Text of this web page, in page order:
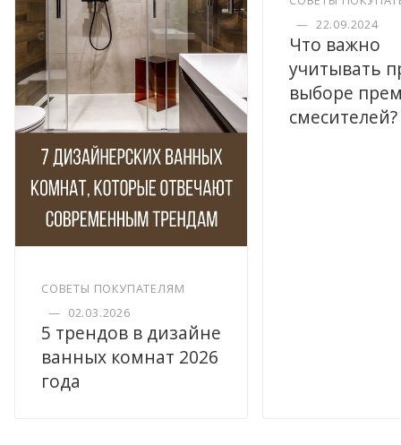
СОВЕТЫ ПОКУПАТЕЛЯМ
— 02.03.2026
5 трендов в дизайне
ванных комнат 2026
года
— 22.09.2024
Что важно
учитывать
выборе
смесителей?